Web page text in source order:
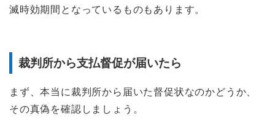
滅時効期間となっているものもあります。
裁判所から支払督促が届いたら
まず、本当に裁判所から届いた督促状なのかどうか、
その真偽を確認しましょう。